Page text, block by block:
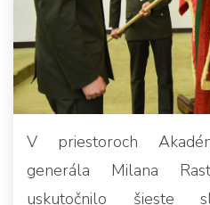
V priestoroch
generála Milana
uskutočnilo šieste